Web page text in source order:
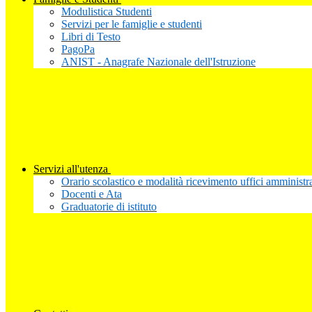
Modulistica Studenti
Servizi per le famiglie e studenti
Libri di Testo
PagoPa
ANIST - Anagrafe Nazionale dell'Istruzione
Servizi all'utenza
Orario scolastico e modalità ricevimento uffici
Docenti e Ata
Graduatorie di istituto